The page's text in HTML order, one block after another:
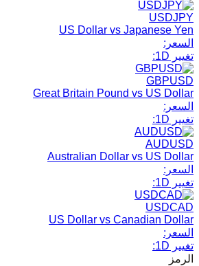
USDJPY
US Dollar vs Japanese Yen
السعر:
تغيير 1D:
GBPUSD
Great Britain Pound vs US Dollar
السعر:
تغيير 1D:
AUDUSD
Australian Dollar vs US Dollar
السعر:
تغيير 1D:
USDCAD
US Dollar vs Canadian Dollar
السعر:
تغيير 1D:
الرمز